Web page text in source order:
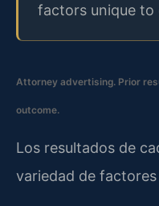
factors unique to
Attorney advertising. Prior
outcome.
Los resultados de
variedad de